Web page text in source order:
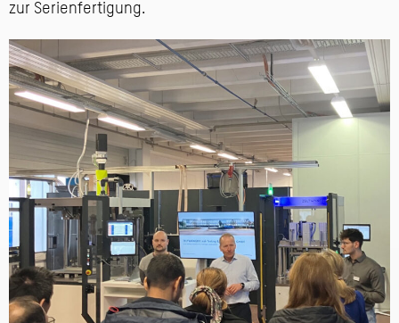
zur Serienfertigung.